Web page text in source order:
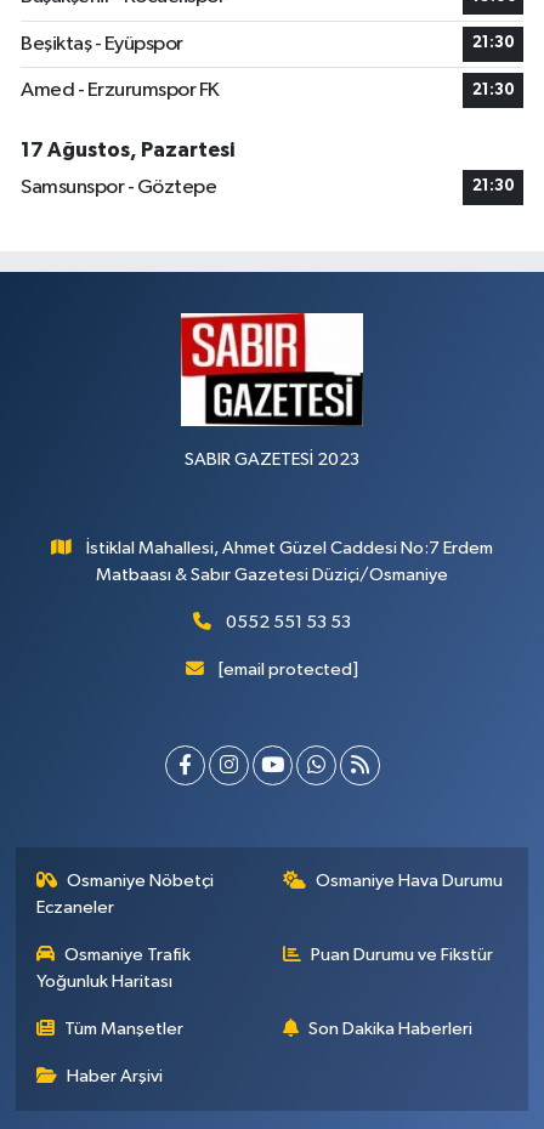
Beşiktaş - Eyüpspor 21:30
Amed - Erzurumspor FK 21:30
17 Ağustos, Pazartesi
Samsunspor - Göztepe
21:30
SABIR GAZETESİ 2023
İstiklal Mahallesi, Ahmet Güzel Caddesi No:7 Erdem
Matbaası & Sabır Gazetesi Düziçi/Osmaniye
0552 551 53 53
[email protected]
Osmaniye Nöbetçi
Eczaneler
Osmaniye Hava Durumu
Osmaniye Trafik
Yoğunluk Haritası
Puan Durumu ve Fikstür
Tüm Manşetler Son Dakika Haberleri
Haber Arşivi